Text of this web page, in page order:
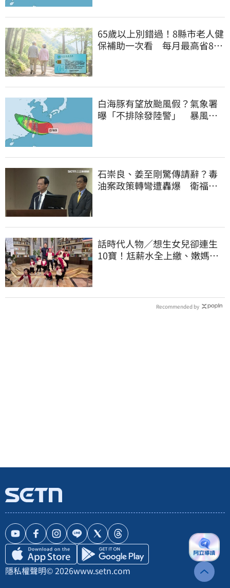
65歲以上別錯過！8縣市老人健
保補助一次看 每月最高省826
白海豚有望放颱風假？氣象署
曝「不排除發陸警」 暴風圈
石崇良、姜至剛驚傳請辭？毒
油案政策轉彎遭轟爆 衛福部
話時代人物／想生女兒卻連生
10寶！尪薪水全上繳、嫩媽吐
Recommended by
隱私權聲明© 2026www.setn.com